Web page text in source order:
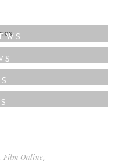
Film Online,